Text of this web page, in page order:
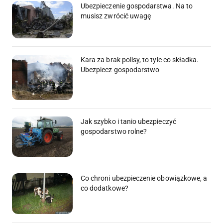
Ubezpieczenie gospodarstwa. Na to
musisz zwrócić uwagę
Kara za brak polisy, to tyle co składka.
Ubezpiecz gospodarstwo
Jak szybko i tanio ubezpieczyć
gospodarstwo rolne?
Co chroni ubezpieczenie obowiązkowe, a
co dodatkowe?